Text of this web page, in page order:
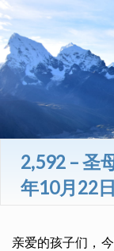
2,592 – 圣
年10月22
亲爱的孩子们，